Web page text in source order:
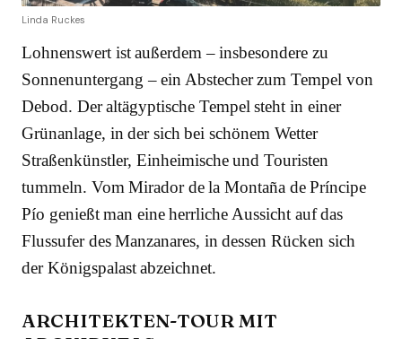
Linda Ruckes
Lohnenswert ist außerdem – insbesondere zu
Sonnenuntergang – ein Abstecher zum Tempel von
Debod. Der altägyptische Tempel steht in einer
Grünanlage, in der sich bei schönem Wetter
Straßenkünstler, Einheimische und Touristen
tummeln. Vom Mirador de la Montaña de Príncipe
Pío genießt man eine herrliche Aussicht auf das
Flussufer des Manzanares, in dessen Rücken sich
der Königspalast abzeichnet.
ARCHITEKTEN-TOUR MIT